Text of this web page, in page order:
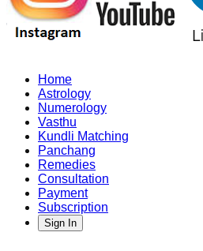
Home
Astrology
Numerology
Vasthu
Kundli Matching
Panchang
Remedies
Consultation
Payment
Subscription
Sign In